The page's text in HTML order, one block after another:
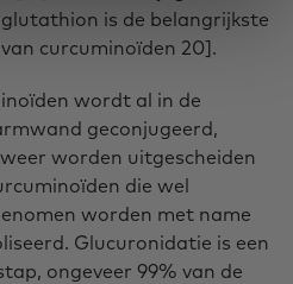
is de belangrijkste
curcuminoïden 20].
wordt al in de
geconjugeerd,
worden uitgescheiden
die wel
worden met name
Glucuronidatie is een
ongeveer 99% van de